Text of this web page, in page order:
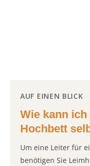
AUF EINEN BLICK
Wie kann
Hochbett
Um eine Leiter für
benötigen Sie